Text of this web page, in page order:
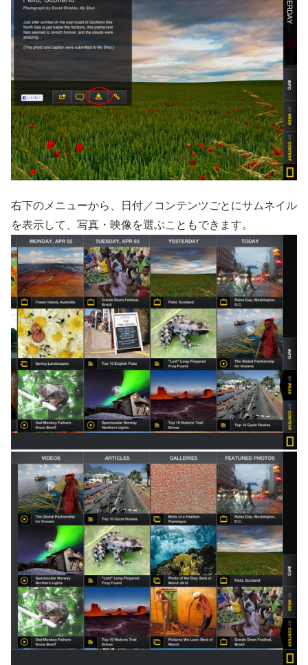
右下のメニューから、日付／コンテンツごとにサムネイル
を表示して、写真・映像を選ぶこともできます。